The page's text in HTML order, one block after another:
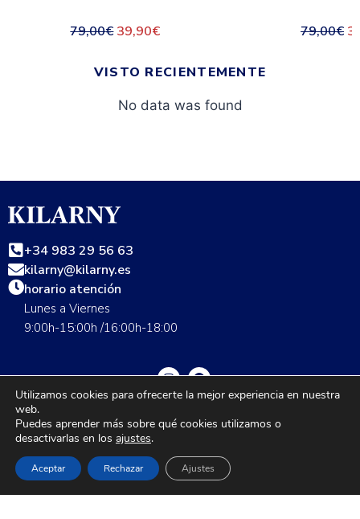
79,00€ 39,90€ 79,00€
VISTO RECIENTEMENTE
No data was found
+34 983 29 56 63
kilarny@kilarny.es
horario atención
Lunes a Viernes
9:00h-15:00h /16:00h-18:00
Guía de talla Envíos Cambios y devoluciones
Nuestras tiendas
Contáctanos
Política de privacidad
Aviso legal
Utilizamos cookies para ofrecerte la mejor experiencia en nuestra
web.
Puedes aprender más sobre qué cookies utilizamos o
desactivarlas en los ajustes.
Aceptar Rechazar Ajustes